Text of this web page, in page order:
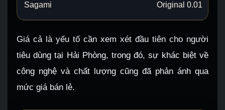
Sagami Original 0.01
Giá cả là yếu tố cần xem xét đầu tiên cho người
tiêu dùng tại Hải Phòng, trong đó, sự khác biệt về
công nghệ và chất lượng cũng đã phản ánh qua
mức giá bán lẻ.